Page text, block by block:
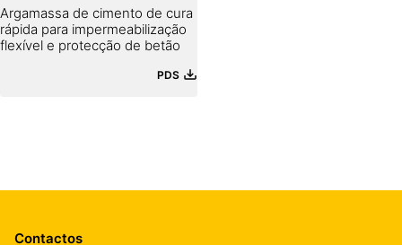
Argamassa de cimento de cura
rápida para impermeabilização
flexível e protecção de betão
PDS
Contactos